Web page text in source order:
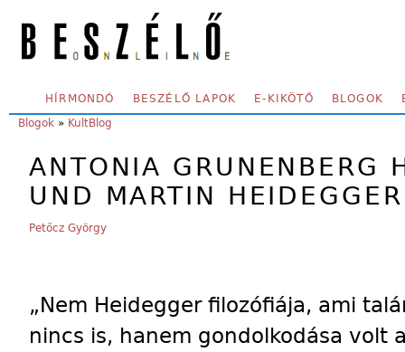
SECONDARY MENU
HÍRMONDÓ BESZÉLŐ LAPOK E-KIKÖTŐ BLOGOK
YOU ARE HERE:
Blogok » KultBlog
ANTONIA GRUNENBERG
UND MARTIN
Petőcz György
„Nem Heidegger filozófiája, ami
nincs is, hanem gondolkodása volt